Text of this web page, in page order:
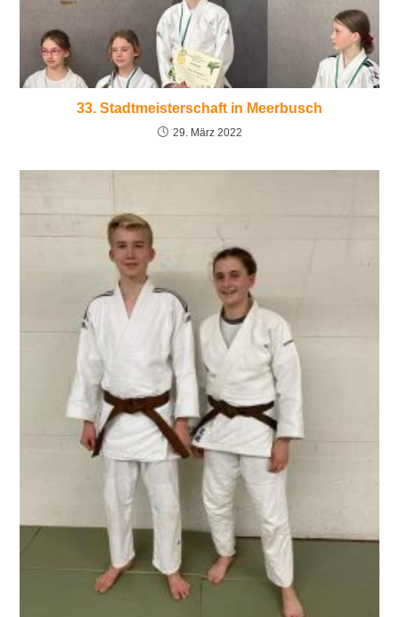
33. Stadtmeisterschaft in Meerbusch
29. März 2022